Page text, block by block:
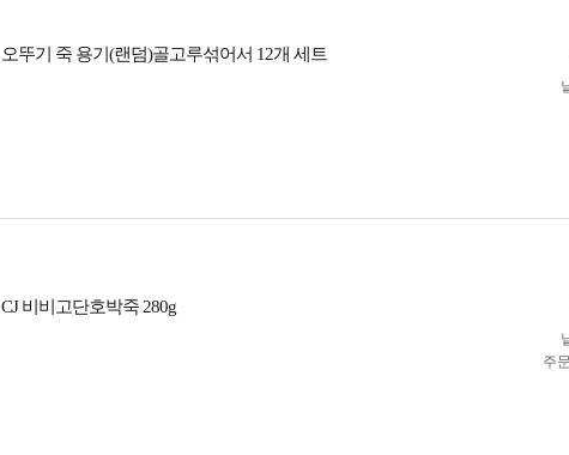
오뚜기 죽 용기(랜덤)골고루섞어서 12개 세트
CJ 비비고단호박죽 280g
주